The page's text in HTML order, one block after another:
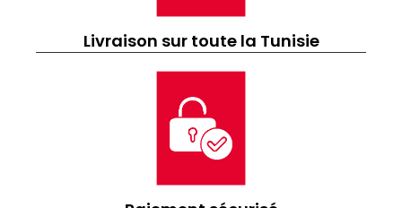
Livraison sur toute la Tunisie